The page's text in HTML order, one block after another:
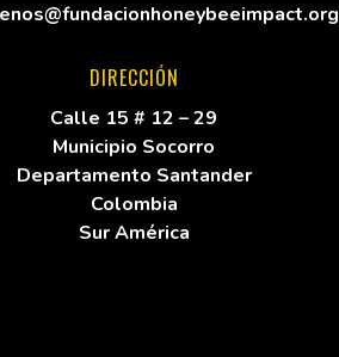
DIRECCIÓN
Calle 15 # 12 – 29
Municipio Socorro
Departamento Santander
Colombia
Sur América